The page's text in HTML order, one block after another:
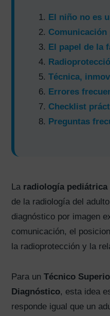
El niño no es
El papel de la
Técnica,
Errores
Checklist
Preguntas
La radiología pediátrica
de la radiología del
diagnóstico por imagen
comunicación, el
la radioprotección y la
Para unTécnico
Diagnóstico, esta idea
responde igual que un